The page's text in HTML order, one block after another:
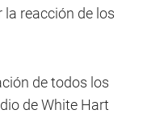
reacción de los
de todos los
de White Hart